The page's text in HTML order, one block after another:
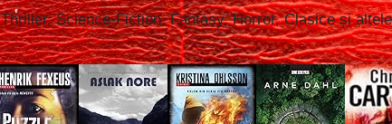
Thriller, Science-Fiction, Fantasy, Horror, Clasice și altele